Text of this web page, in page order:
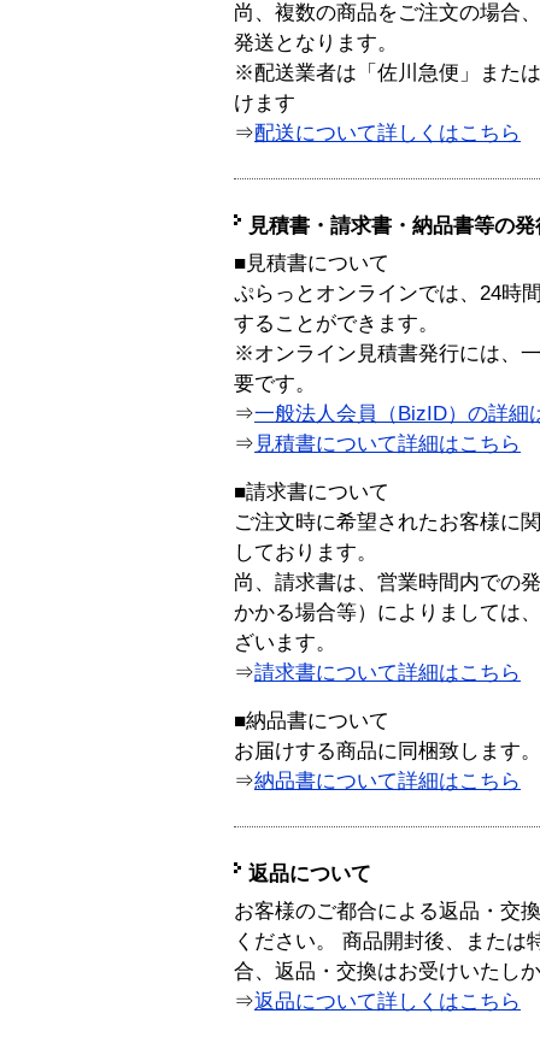
尚、複数の商品をご注文の場合
発送となります。
※配送業者は「佐川急便」また
けます
⇒配送について詳しくはこちら
見積書・請求書・納品書等の
■見積書について
ぷらっとオンラインでは、24時
することができます。
※オンライン見積書発行には、
要です。
⇒一般法人会員（BizID）の詳細
⇒ 見積書について詳細はこちら
■請求書について
ご注文時に希望されたお客様に
しております。
尚、請求書は、営業時間内での
かかる場合等）によりましては
ざいます。
⇒請求書について詳細はこちら
■納品書について
お届けする商品に同梱致します。
⇒納品書について詳細はこちら
返品について
お客様のご都合による返品・交
ください。 商品開封後、または
合、返品・交換はお受けいたし
⇒返品について詳しくはこちら